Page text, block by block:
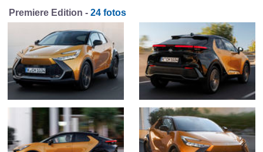
Premiere Edition - 24 fotos